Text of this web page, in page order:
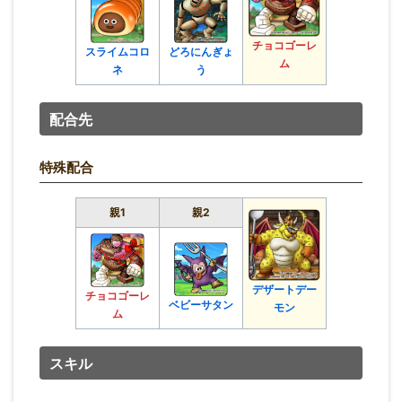
チョコゴーレ
ム
スライムコロ
ネ
どろにんぎょ
う
配合先
特殊配合
親1 親2
デザートデー
モン
チョコゴーレ
ム
ベビーサタン
スキル